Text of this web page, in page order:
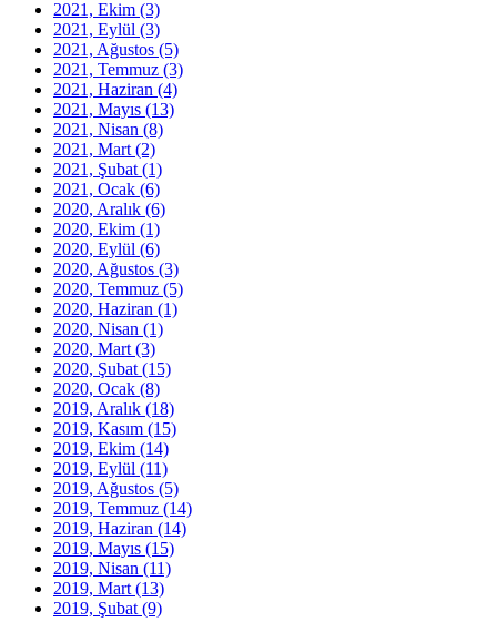
2021, Ekim (3)
2021, Eylül (3)
2021, Ağustos (5)
2021, Temmuz (3)
2021, Haziran (4)
2021, Mayıs (13)
2021, Nisan (8)
2021, Mart (2)
2021, Şubat (1)
2021, Ocak (6)
2020, Aralık (6)
2020, Ekim (1)
2020, Eylül (6)
2020, Ağustos (3)
2020, Temmuz (5)
2020, Haziran (1)
2020, Nisan (1)
2020, Mart (3)
2020, Şubat (15)
2020, Ocak (8)
2019, Aralık (18)
2019, Kasım (15)
2019, Ekim (14)
2019, Eylül (11)
2019, Ağustos (5)
2019, Temmuz (14)
2019, Haziran (14)
2019, Mayıs (15)
2019, Nisan (11)
2019, Mart (13)
2019, Şubat (9)